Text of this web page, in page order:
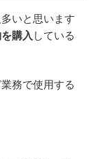
いと思います
購入 している
務で使用する